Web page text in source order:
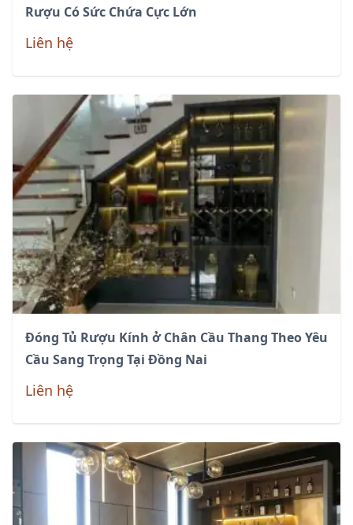
Rượu Có Sức Chứa Cực Lớn
Liên hệ
Đóng Tủ Rượu Kính ở Chân Cầu Thang Theo Yêu
Cầu Sang Trọng Tại Đồng Nai
Liên hệ